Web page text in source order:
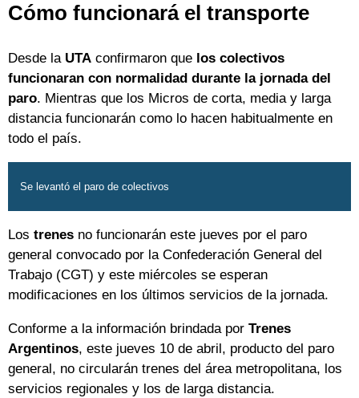
Cómo funcionará el transporte
Desde la UTA confirmaron que los colectivos
funcionaran con normalidad durante la jornada del
paro. Mientras que los Micros de corta, media y larga
distancia funcionarán como lo hacen habitualmente en
todo el país.
Se levantó el paro de colectivos
Los trenes no funcionarán este jueves por el paro
general convocado por la Confederación General del
Trabajo (CGT) y este miércoles se esperan
modificaciones en los últimos servicios de la jornada.
Conforme a la información brindada por Trenes
Argentinos, este jueves 10 de abril, producto del paro
general, no circularán trenes del área metropolitana, los
servicios regionales y los de larga distancia.